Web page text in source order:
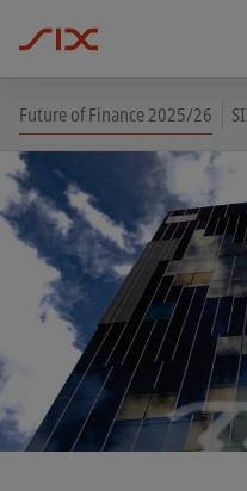
Future of Finance 2025/26